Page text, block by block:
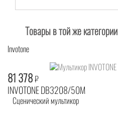
Товары в той же категории
Invotone
81 378₽
INVOTONE DB3208/50M
Сценический мультикор